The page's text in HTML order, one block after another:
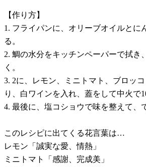
【作り方】
1. フライパンに、オリーブオイルとに
る。
2. 鯛の水分をキッチンペーパーで拭き
く。
3. 2に、レモン、ミニトマト、ブロッ
り、白ワインを入れ、蓋をして中火で
4. 最後に、塩コショウで味を整えて、
このレシピに出てくる花言葉は…
レモン「誠実な愛、情熱」
ミニトマト「感謝、完成美」